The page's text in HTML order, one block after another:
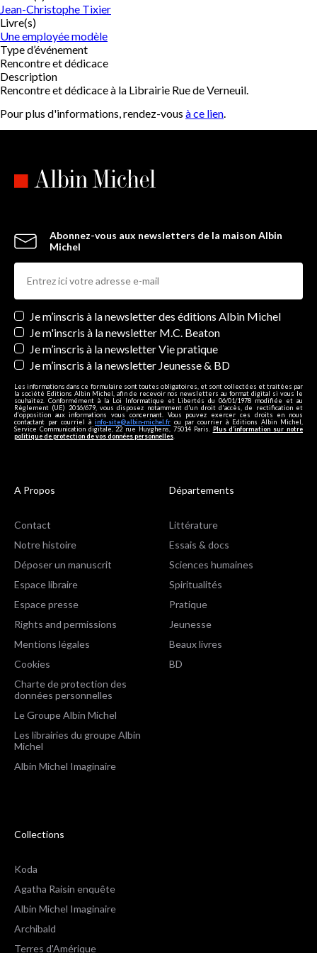
Jean-Christophe Tixier
Livre(s)
Une employée modèle
Type d’événement
Rencontre et dédicace
Description
Rencontre et dédicace à la Librairie Rue de Verneuil.
Pour plus d'informations, rendez-vous à ce lien.
Abonnez-vous aux newsletters de la maison Albin
Michel
Newsletters
Je m’inscris à la newsletter des éditions Albin Michel
Je m'inscris à la newsletter M.C. Beaton
Je m’inscris à la newsletter Vie pratique
Je m’inscris à la newsletter Jeunesse & BD
Les informations dans ce formulaire sont toutes obligatoires, et sont collectées et traitées par
la société Editions Albin Michel, afin de recevoir nos newsletters au format digital si vous le
souhaitez. Conformément à la Loi Informatique et Libertés du 06/01/1978 modifiée et au
Règlement (UE) 2016/679, vous disposez notamment d'un droit d'accès, de rectification et
d’opposition aux informations vous concernant. Vous pouvez exercer ces droits en nous
contactant par courriel à info-site@albin-michel.fr ou par courrier à Editions Albin Michel,
Service Communication digitale, 22 rue Huyghens, 75014 Paris. Plus d’information sur notre
politique de protection de vos données personnelles
A Propos
Contact
Notre histoire
Déposer un manuscrit
Espace libraire
Espace presse
Rights and permissions
Mentions légales
Cookies
Charte de protection des
données personnelles
Le Groupe Albin Michel
Les librairies du groupe Albin
Michel
Albin Michel Imaginaire
Départements
Littérature
Essais & docs
Sciences humaines
Spiritualités
Pratique
Jeunesse
Beaux livres
BD
Collections
Koda
Agatha Raisin enquête
Albin Michel Imaginaire
Archibald
Terres d'Amérique